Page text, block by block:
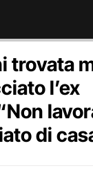
trovata
l’ex
di